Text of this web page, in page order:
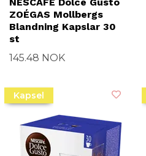
ZOÉGAS Mollbergs
Blandning Kapslar 30
st
145.48 NOK
Kapsel